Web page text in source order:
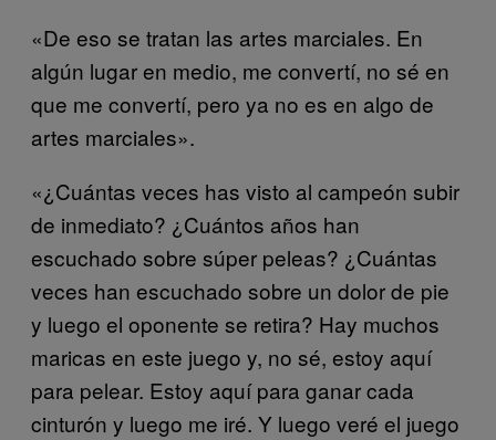
«De eso se tratan las artes marciales. En
algún lugar en medio, me convertí, no sé en
que me convertí, pero ya no es en algo de
artes marciales».
«¿Cuántas veces has visto al campeón subir
de inmediato? ¿Cuántos años han
escuchado sobre súper peleas? ¿Cuántas
veces han escuchado sobre un dolor de pie
y luego el oponente se retira? Hay muchos
maricas en este juego y, no sé, estoy aquí
para pelear. Estoy aquí para ganar cada
cinturón y luego me iré. Y luego veré el juego